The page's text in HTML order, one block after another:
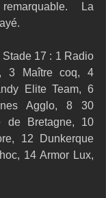
La
17 : 1 Radio
3 Maître coq, 4
Elite Team, 6
Agglo, 8 30
de Bretagne, 10
12 Dunkerque
14 Armor Lux,